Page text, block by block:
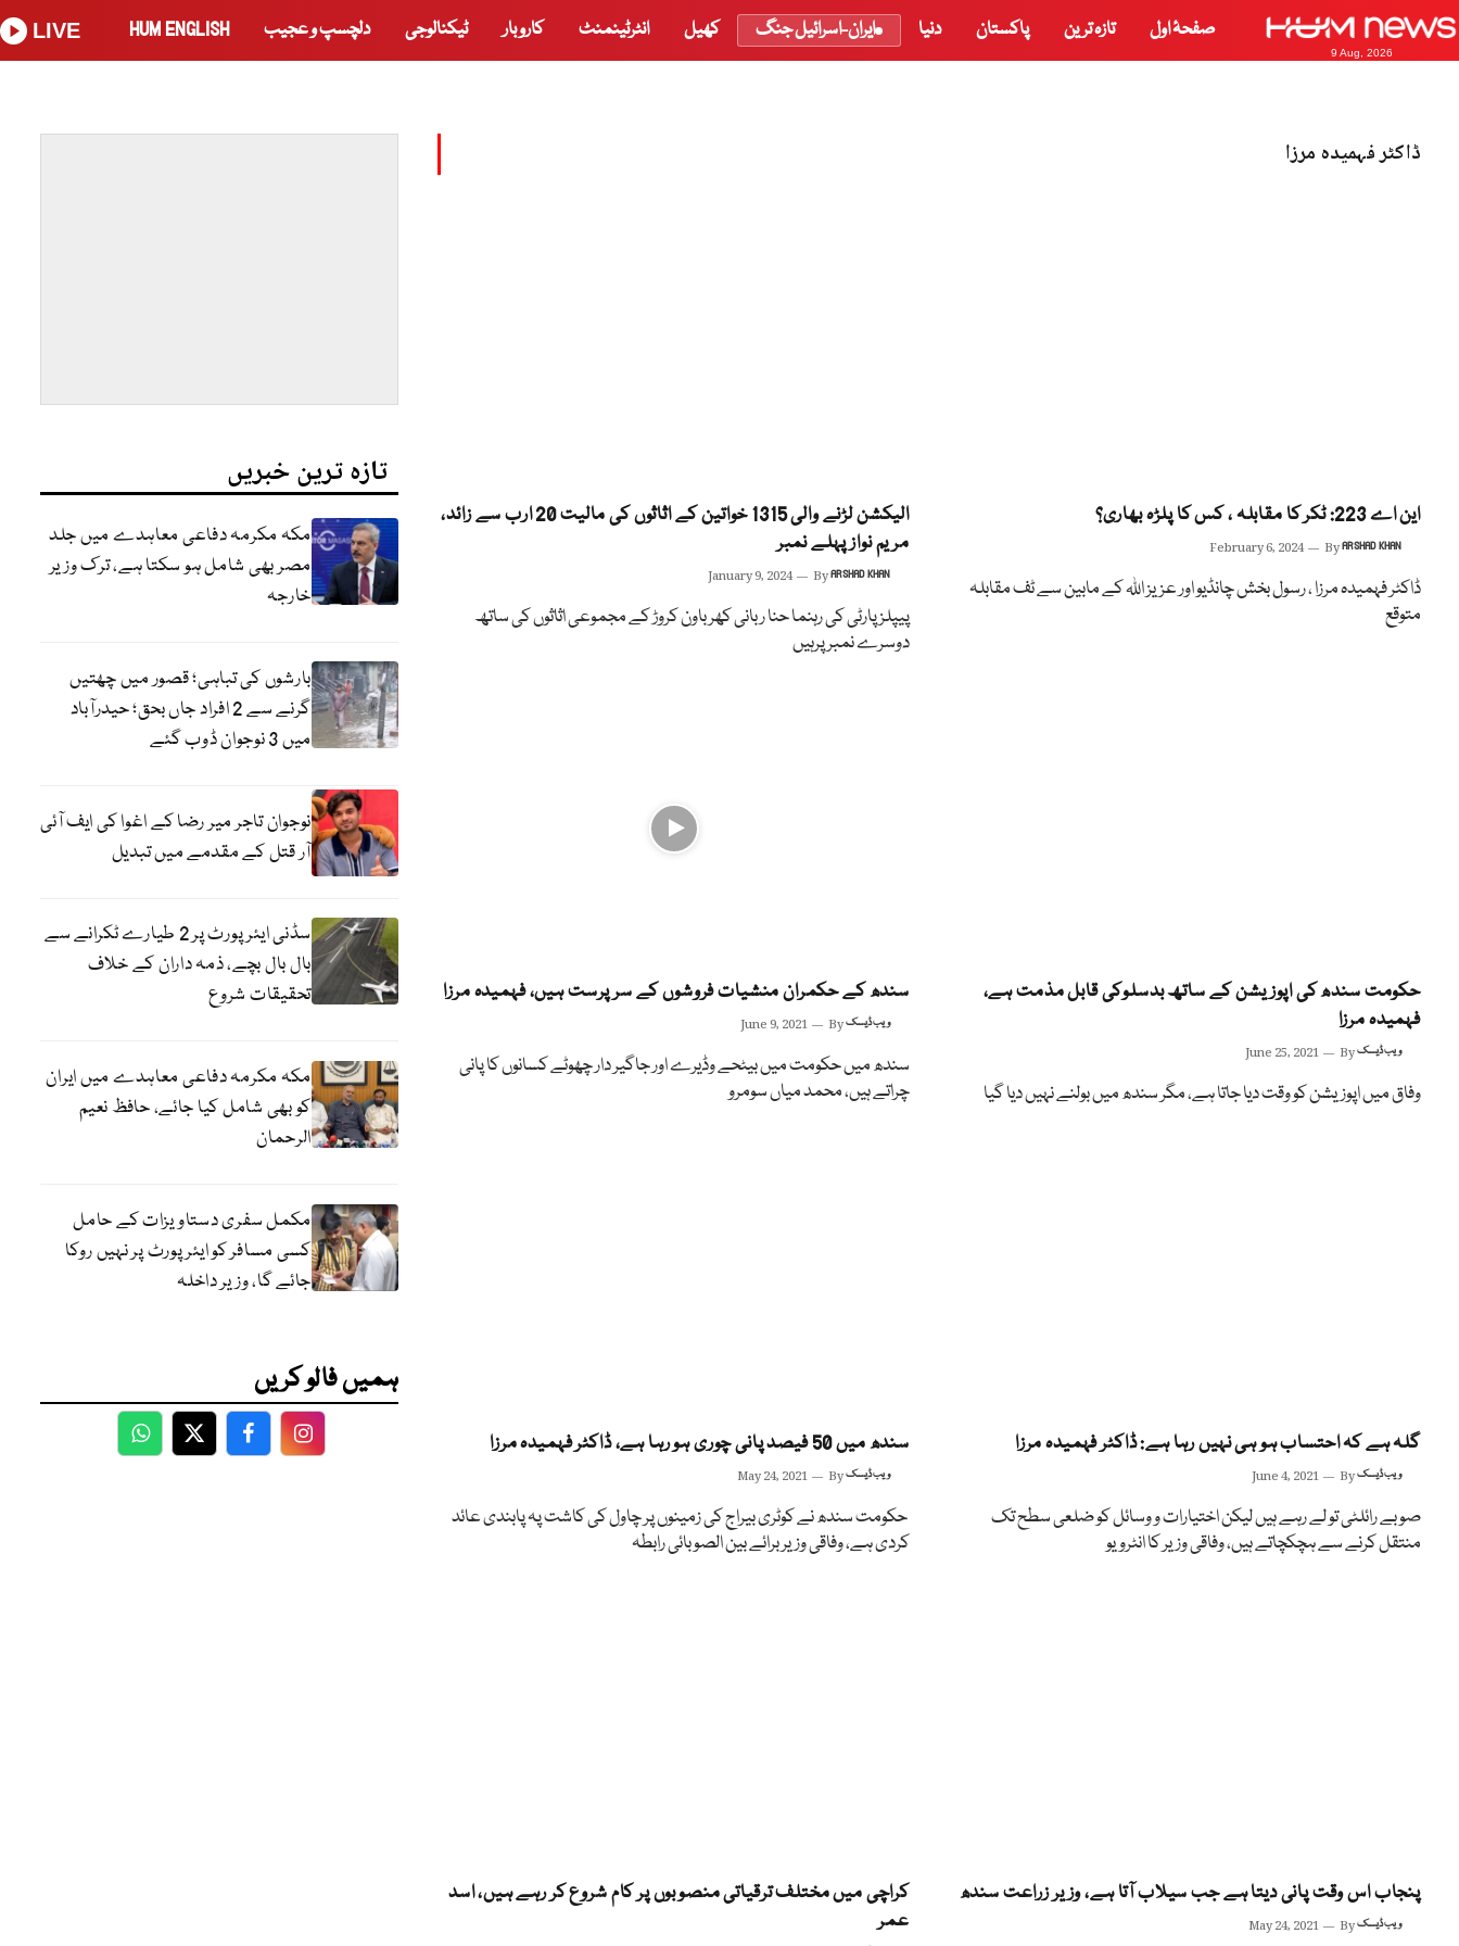
9 Aug, 2026
صفحۂ اول تازہ ترین پاکستان دنیا ایران-اسرائیل جنگ کھیل انٹرٹینمنٹ کاروبار ٹیکنالوجی دلچسپ و عجیب HUM ENGLISH
LIVE
ڈاکٹر فہمیدہ مرزا
این اے 223: ٹکر کا مقابلہ ، کس کا پلڑہ بھاری؟
February 6, 2024 ByARSHAD KHAN
ڈاکٹر فہمیدہ مرزا ، رسول بخش چانڈیو اور عزیز اللہ کے مابین سے ٹف مقابلہ
متوقع
الیکشن لڑنے والی 1315 خواتین کے اثاثوں کی مالیت 20 ارب سے زائد،
مریم نوازپہلے نمبر
January 9, 2024 ByARSHAD KHAN
پیپلز پارٹی کی رہنما حنا ربانی کھر باون کروڑ کے مجموعی اثاثوں کی ساتھ
دوسرے نمبر پرہیں
حکومت سندھ کی اپوزیشن کے ساتھ بدسلوکی قابل مذمت ہے،
فہمیدہ مرزا
June 25, 2021 Byویب ڈیسک
وفاق میں اپوزیشن کو وقت دیا جاتا ہے، مگر سندھ میں بولنے نہیں دیا گیا
سندھ کے حکمران منشیات فروشوں کے سر پرست ہیں، فہمیدہ مرزا
June 9, 2021 Byویب ڈیسک
سندھ میں حکومت میں بیٹحے وڈیرے اور جاگیر دار چھوٹے کسانوں کا پانی
چراتے ہیں، محمد میاں سومرو
گلہ ہے کہ احتساب ہو ہی نہیں رہا ہے: ڈاکٹر فہمیدہ مرزا
June 4, 2021 Byویب ڈیسک
صوبے رائلٹی تو لے رہے ہیں لیکن اختیارات و وسائل کو ضلعی سطح تک
منتقل کرنے سے ہچکچاتے ہیں، وفاقی وزیر کا انٹرویو
سندھ میں 50 فیصد پانی چوری ہو رہا ہے، ڈاکٹر فہمیدہ مرزا
May 24, 2021 Byویب ڈیسک
حکومت سندھ نے کوٹری بیراج کی زمینوں پر چاول کی کاشت پہ پابندی عائد
کردی ہے، وفاقی وزیر برائے بین الصوبائی رابطہ
پنجاب اس وقت پانی دیتا ہے جب سیلاب آتا ہے، وزیر زراعت سندھ
May 24, 2021 Byویب ڈیسک
کراچی میں مختلف ترقیاتی منصوبوں پر کام شروع کر رہے ہیں، اسد
عمر
تازہ ترین خبریں
مکہ مکرمہ دفاعی معاہدے میں جلد
مصر بھی شامل ہو سکتا ہے، ترک وزیر
خارجہ
بارشوں کی تباہی؛ قصور میں چھتیں
گرنے سے 2 افراد جاں بحق؛ حیدرآباد
میں 3 نوجوان ڈوب گئے
نوجوان تاجر میر رضا کے اغوا کی ایف آئی
آر قتل کے مقدمے میں تبدیل
سڈنی ایئرپورٹ پر 2 طیارے ٹکرانے سے
بال بال بچے، ذمہ داران کے خلاف
تحقیقات شروع
مکہ مکرمہ دفاعی معاہدے میں ایران
کو بھی شامل کیا جائے، حافظ نعیم
الرحمان
مکمل سفری دستاویزات کے حامل
کسی مسافر کو ایئرپورٹ پر نہیں روکا
جائے گا، وزیر داخلہ
ہمیں فالو کریں
WhatsApp
TwitterFacebookFacebook